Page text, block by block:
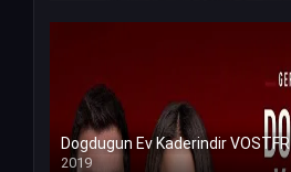
Dogdugun Ev Kaderindir VOSTFR
2019